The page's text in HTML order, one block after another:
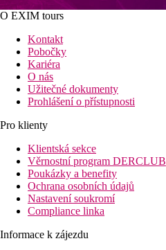
O EXIM tours
Kontakt
Pobočky
Kariéra
O nás
Užitečné dokumenty
Prohlášení o přístupnosti
Pro klienty
Klientská sekce
Věrnostní program DERCLUB
Poukázky a benefity
Ochrana osobních údajů
Nastavení soukromí
Compliance linka
Informace k zájezdu